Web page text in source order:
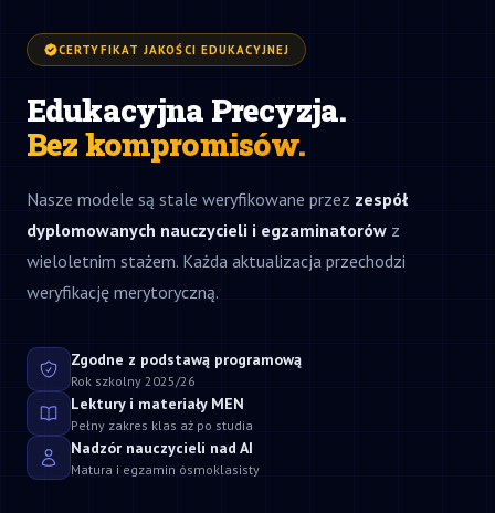
CERTYFIKAT JAKOŚCI EDUKACYJNEJ
Edukacyjna Precyzja.
Bez kompromisów.
Nasze modele są stale weryfikowane przez zespół
dyplomowanych nauczycieli i egzaminatorów z
wieloletnim stażem. Każda aktualizacja przechodzi
weryfikację merytoryczną.
Zgodne z podstawą programową
Rok szkolny 2025/26
Lektury i materiały MEN
Pełny zakres klas aż po studia
Nadzór nauczycieli nad AI
Matura i egzamin ósmoklasisty